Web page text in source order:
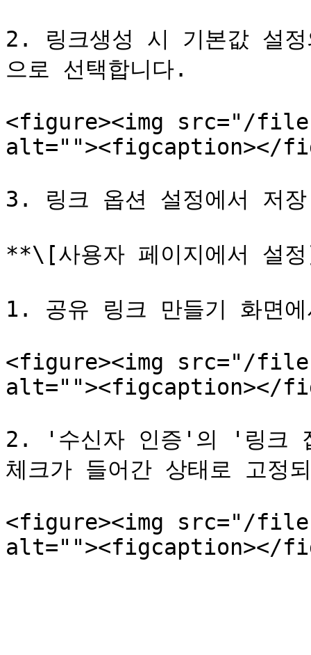
2. 링크생성 시 기본값 설
으로 선택합니다.
<figure><img src="/files/
alt=""><figcaption></
3. 링크 옵션 설정에서 저
**\[사용자 페이지에서 설
1. 공유 링크 만들기 화면
<figure><img src="/files/
alt=""><figcaption></
2. '수신자 인증'의 '링크
체크가 들어간 상태로 고정
<figure><img src="/files/